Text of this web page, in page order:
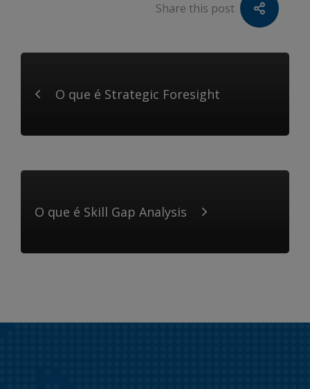
Share this post
O que é Strategic Foresight
O que é Skill Gap Analysis